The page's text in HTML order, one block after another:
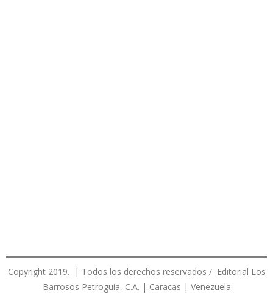
Copyright 2019. | Todos los derechos reservados / Editorial Los
Barrosos Petroguia, C.A. | Caracas | Venezuela